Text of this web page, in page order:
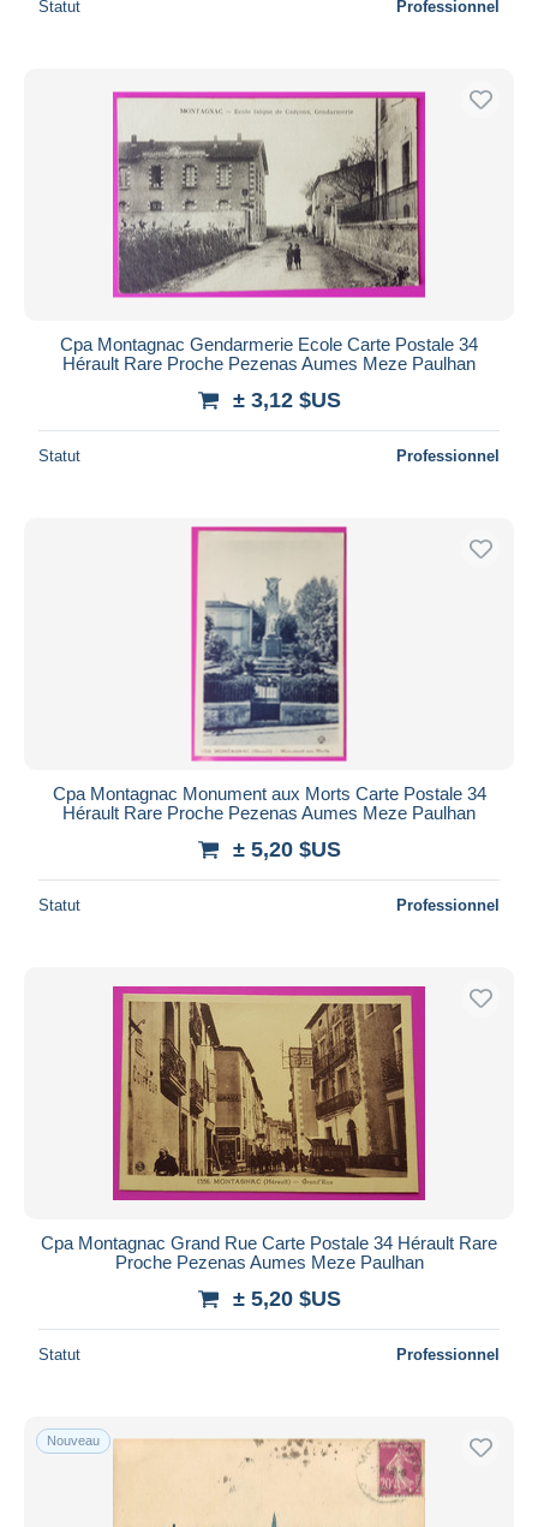
Statut Professionnel
Cpa Montagnac Gendarmerie Ecole Carte Postale 34
Hérault Rare Proche Pezenas Aumes Meze Paulhan
± 3,12 $US
Statut Professionnel
Cpa Montagnac Monument aux Morts Carte Postale 34
Hérault Rare Proche Pezenas Aumes Meze Paulhan
± 5,20 $US
Statut Professionnel
Cpa Montagnac Grand Rue Carte Postale 34 Hérault Rare
Proche Pezenas Aumes Meze Paulhan
± 5,20 $US
Statut Professionnel
Nouveau